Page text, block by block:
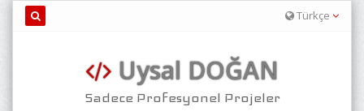
Türkçe
Uysal DOĞAN
Sadece Profesyonel Projeler